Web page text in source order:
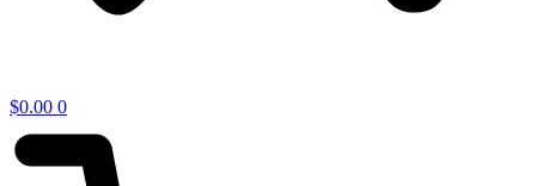
$0.00 0